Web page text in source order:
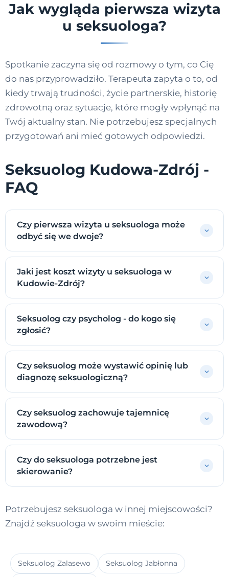
Jak wygląda pierwsza wizyta
u seksuologa?
Spotkanie zaczyna się od rozmowy o tym, co Cię
do nas przyprowadziło. Terapeuta zapyta o to, od
kiedy trwają trudności, życie partnerskie, historię
zdrowotną oraz sytuacje, które mogły wpłynąć na
Twój aktualny stan. Nie potrzebujesz specjalnych
przygotowań ani mieć gotowych odpowiedzi.
Seksuolog Kudowa-Zdrój -
FAQ
Czy pierwsza wizyta u seksuologa może
odbyć się we dwoje?
Jaki jest koszt wizyty u seksuologa w
Kudowie-Zdrój?
Seksuolog czy psycholog - do kogo się
zgłosić?
Czy seksuolog może wystawić opinię lub
diagnozę seksuologiczną?
Czy seksuolog zachowuje tajemnicę
zawodową?
Czy do seksuologa potrzebne jest
skierowanie?
Potrzebujesz seksuologa w innej miejscowości?
Znajdź seksuologa w swoim mieście:
Seksuolog Zalasewo Seksuolog Jabłonna